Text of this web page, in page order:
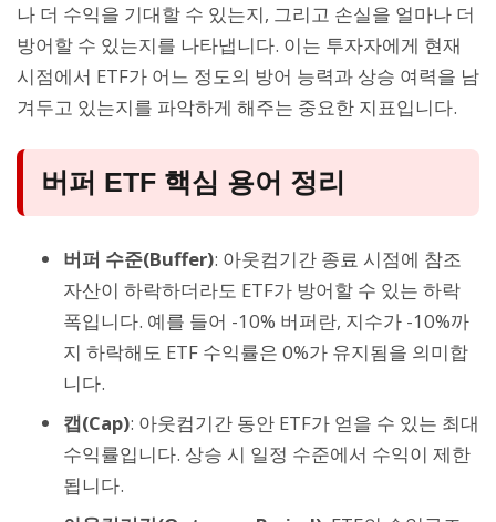
나 더 수익을 기대할 수 있는지, 그리고 손실을 얼마나 더
방어할 수 있는지를 나타냅니다. 이는 투자자에게 현재
시점에서 ETF가 어느 정도의 방어 능력과 상승 여력을 남
겨두고 있는지를 파악하게 해주는 중요한 지표입니다.
버퍼 ETF 핵심 용어 정리
버퍼 수준(Buffer): 아웃컴기간 종료 시점에 참조
자산이 하락하더라도 ETF가 방어할 수 있는 하락
폭입니다. 예를 들어 -10% 버퍼란, 지수가 -10%까
지 하락해도 ETF 수익률은 0%가 유지됨을 의미합
니다.
캡(Cap): 아웃컴기간 동안 ETF가 얻을 수 있는 최대
수익률입니다. 상승 시 일정 수준에서 수익이 제한
됩니다.